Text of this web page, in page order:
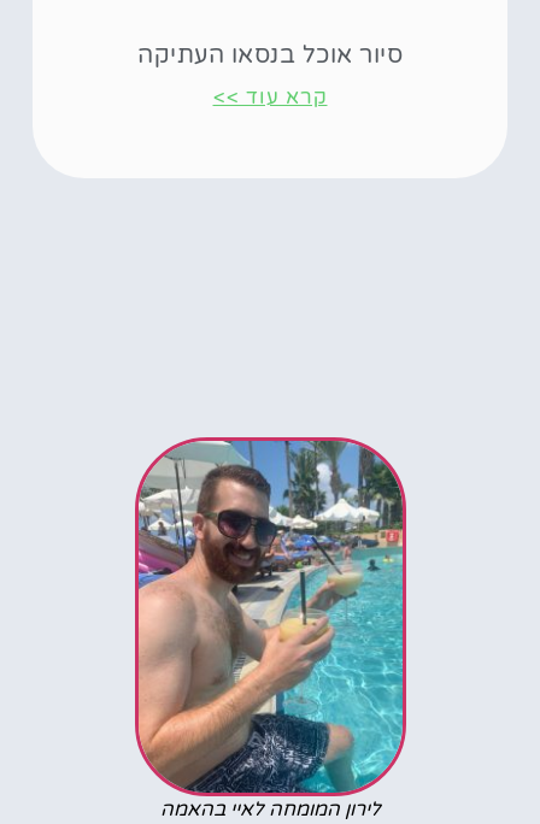
סיור אוכל בנסאו העתיקה
קרא עוד >>
לירון המומחה לאיי בהאמה